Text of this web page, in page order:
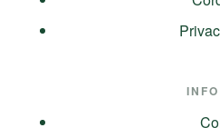
INFO